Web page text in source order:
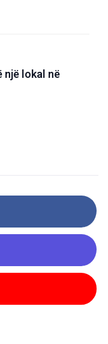
një lokal në